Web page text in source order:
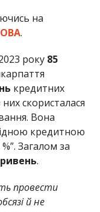
на
ОВА.
року 85
кредитних
скористалася
Вона
кредитною
Загалом за
.
провести
й не